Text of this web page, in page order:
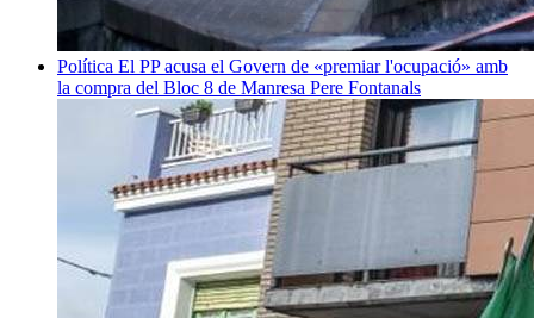
Política El PP acusa el Govern de «premiar l'ocupació» amb
la compra del Bloc 8 de Manresa Pere Fontanals